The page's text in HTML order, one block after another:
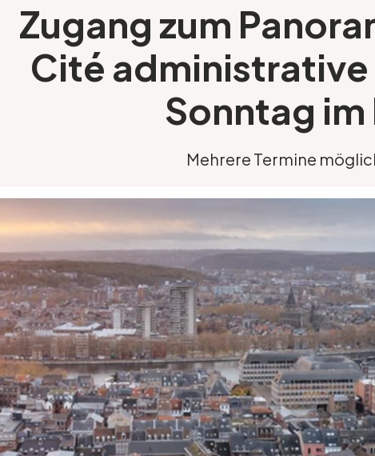
Zugang zum
Cité administrative
Sonntag
Mehrere Termine